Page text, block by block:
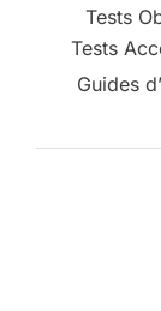
Tests
Tests
Guides